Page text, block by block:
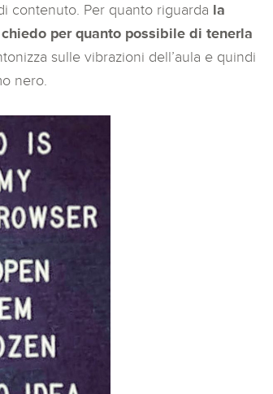
contenuto. Per quanto riguarda la
chiedo per quanto possibile di tenerla
sulle vibrazioni dell’aula e quindi
nero.